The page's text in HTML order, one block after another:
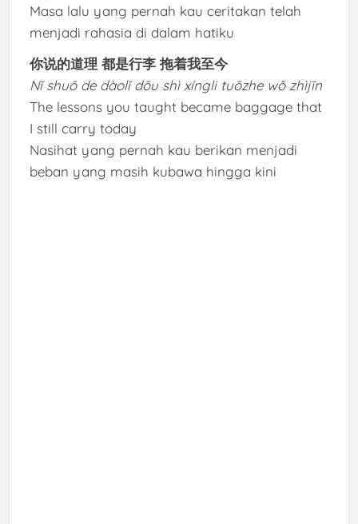
Masa lalu yang pernah kau ceritakan telah
menjadi rahasia di dalam hatiku
你说的道理 都是行李 拖着我至今
Nǐ shuō de dàolǐ dōu shì xíngli tuōzhe wǒ zhìjīn
The lessons you taught became baggage that
I still carry today
Nasihat yang pernah kau berikan menjadi
beban yang masih kubawa hingga kini